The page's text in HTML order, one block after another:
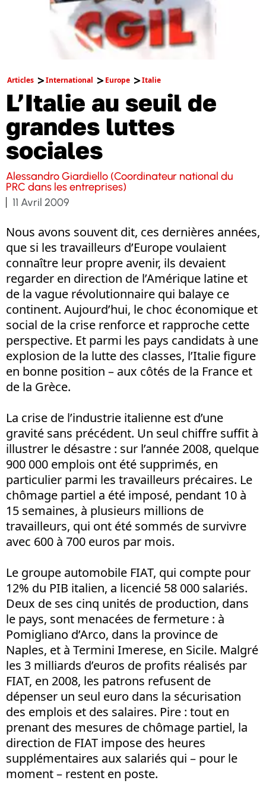
Articles International Europe Italie
L’Italie au seuil de
grandes luttes
sociales
Alessandro Giardiello (Coordinateur national du
PRC dans les entreprises)
11 Avril 2009
Nous avons souvent dit, ces dernières années,
que si les travailleurs d’Europe voulaient
connaître leur propre avenir, ils devaient
regarder en direction de l’Amérique latine et
de la vague révolutionnaire qui balaye ce
continent. Aujourd’hui, le choc économique et
social de la crise renforce et rapproche cette
perspective. Et parmi les pays candidats à une
explosion de la lutte des classes, l’Italie figure
en bonne position – aux côtés de la France et
de la Grèce.
La crise de l’industrie italienne est d’une
gravité sans précédent. Un seul chiffre suffit à
illustrer le désastre : sur l’année 2008, quelque
900 000 emplois ont été supprimés, en
particulier parmi les travailleurs précaires. Le
chômage partiel a été imposé, pendant 10 à
15 semaines, à plusieurs millions de
travailleurs, qui ont été sommés de survivre
avec 600 à 700 euros par mois.
Le groupe automobile FIAT, qui compte pour
12% du PIB italien, a licencié 58 000 salariés.
Deux de ses cinq unités de production, dans
le pays, sont menacées de fermeture : à
Pomigliano d’Arco, dans la province de
Naples, et à Termini Imerese, en Sicile. Malgré
les 3 milliards d’euros de profits réalisés par
FIAT, en 2008, les patrons refusent de
dépenser un seul euro dans la sécurisation
des emplois et des salaires. Pire : tout en
prenant des mesures de chômage partiel, la
direction de FIAT impose des heures
supplémentaires aux salariés qui – pour le
moment – restent en poste.